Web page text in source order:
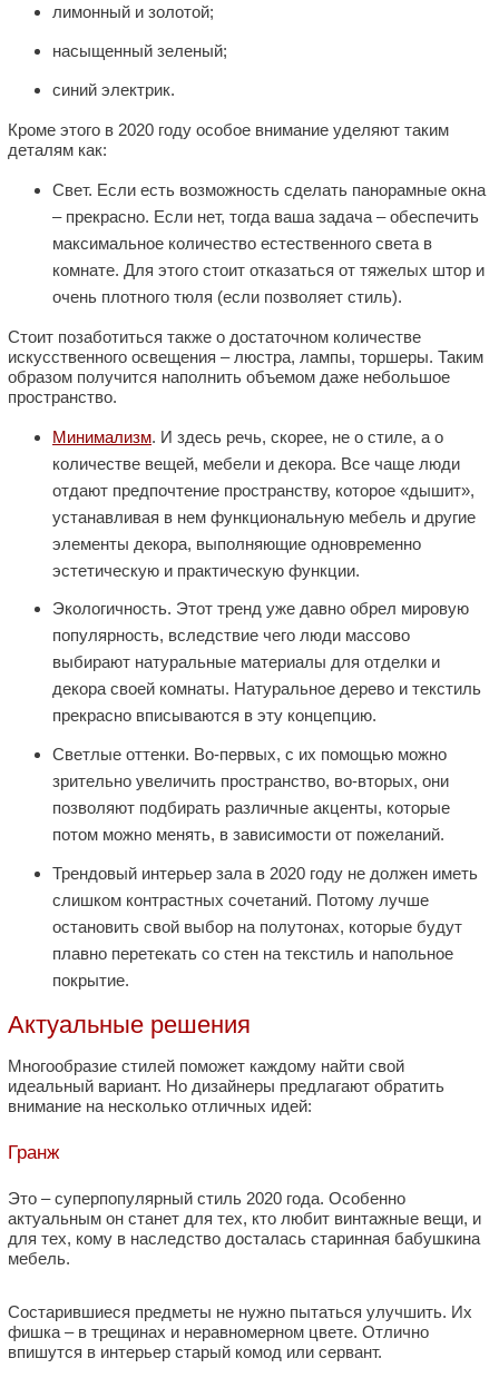
лимонный и золотой;
насыщенный зеленый;
синий электрик.
Кроме этого в 2020 году особое внимание уделяют таким
деталям как:
Свет. Если есть возможность сделать панорамные окна
– прекрасно. Если нет, тогда ваша задача – обеспечить
максимальное количество естественного света в
комнате. Для этого стоит отказаться от тяжелых штор и
очень плотного тюля (если позволяет стиль).
Стоит позаботиться также о достаточном количестве
искусственного освещения – люстра, лампы, торшеры. Таким
образом получится наполнить объемом даже небольшое
пространство.
Минимализм. И здесь речь, скорее, не о стиле, а о
количестве вещей, мебели и декора. Все чаще люди
отдают предпочтение пространству, которое «дышит»,
устанавливая в нем функциональную мебель и другие
элементы декора, выполняющие одновременно
эстетическую и практическую функции.
Экологичность. Этот тренд уже давно обрел мировую
популярность, вследствие чего люди массово
выбирают натуральные материалы для отделки и
декора своей комнаты. Натуральное дерево и текстиль
прекрасно вписываются в эту концепцию.
Светлые оттенки. Во-первых, с их помощью можно
зрительно увеличить пространство, во-вторых, они
позволяют подбирать различные акценты, которые
потом можно менять, в зависимости от пожеланий.
Трендовый интерьер зала в 2020 году не должен иметь
слишком контрастных сочетаний. Потому лучше
остановить свой выбор на полутонах, которые будут
плавно перетекать со стен на текстиль и напольное
покрытие.
Актуальные решения
Многообразие стилей поможет каждому найти свой
идеальный вариант. Но дизайнеры предлагают обратить
внимание на несколько отличных идей:
Гранж
Это – суперпопулярный стиль 2020 года. Особенно
актуальным он станет для тех, кто любит винтажные вещи, и
для тех, кому в наследство досталась старинная бабушкина
мебель.
Состарившиеся предметы не нужно пытаться улучшить. Их
фишка – в трещинах и неравномерном цвете. Отлично
впишутся в интерьер старый комод или сервант.